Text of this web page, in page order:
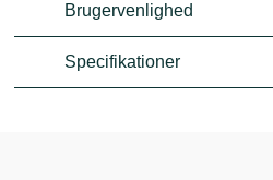
Brugervenlighed
Specifikationer